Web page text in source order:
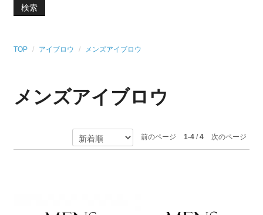
検索
TOP アイブロウ メンズアイブロウ
メンズアイブロウ
前のページ 1-4/4 次のページ